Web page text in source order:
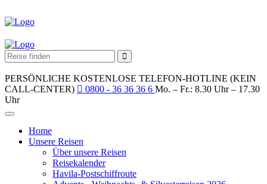
PERSÖNLICHE KOSTENLOSE TELEFON-HOTLINE (KEIN
CALL-CENTER)
0800 - 36 36 36 6 Mo. – Fr.: 8.30 Uhr – 17.30
Uhr
Home
Unsere Reisen
Über unsere Reisen
Reisekalender
Havila-Postschiffroute